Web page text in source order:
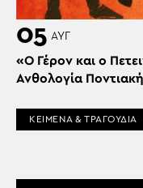
05 ΑΥΓ
«Ο Γέρον και ο
Ανθολογία
ΚΕΙΜΕΝΑ & ΤΡΑΓΟΥΔΙΑ